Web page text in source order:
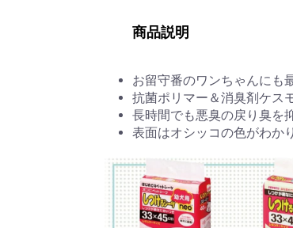
商品説明
お留守番のワンちゃんにも
抗菌ポリマー＆消臭剤ケス
長時間でも悪臭の戻り臭を
表面はオシッコの色がわか